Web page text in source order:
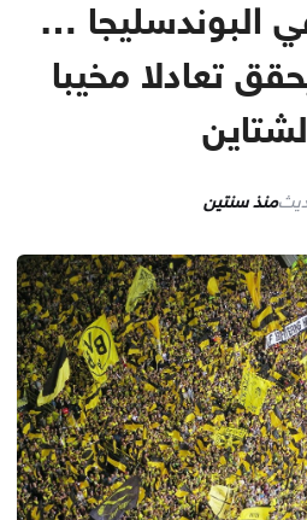
البوندسليجا …
تعادلا مخيبا
منذ سنتين